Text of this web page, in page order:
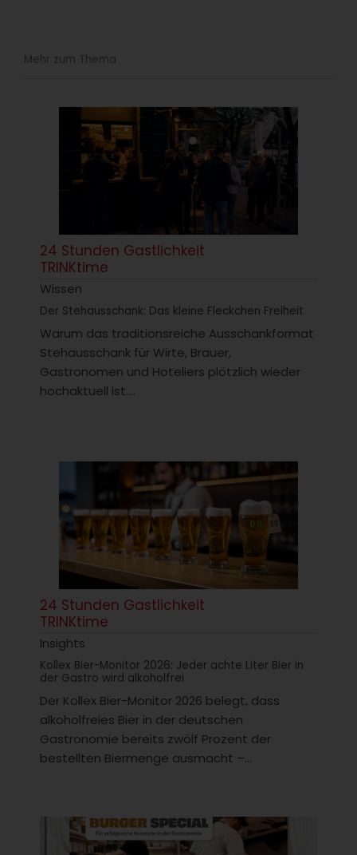
Mehr zum Thema
24 Stunden Gastlichkeit
TRINKtime
Wissen
Der Stehausschank: Das kleine Fleckchen Freiheit
Warum das traditionsreiche Ausschankformat
Stehausschank für Wirte, Brauer,
Gastronomen und Hoteliers plötzlich wieder
hochaktuell ist....
24 Stunden Gastlichkeit
TRINKtime
Insights
Kollex Bier-Monitor 2026: Jeder achte Liter Bier in
der Gastro wird alkoholfrei
Der Kollex Bier-Monitor 2026 belegt, dass
alkoholfreies Bier in der deutschen
Gastronomie bereits zwölf Prozent der
bestellten Biermenge ausmacht –...